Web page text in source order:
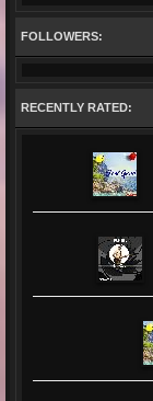
FOLLOWERS:
RECENTLY RATED: